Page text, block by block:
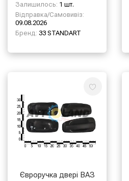
Залишилось: 1 шт.
Відправка/Самовивіз:
09.08.2026
Бренд: 33 STANDART
Євроручка двері ВАЗ